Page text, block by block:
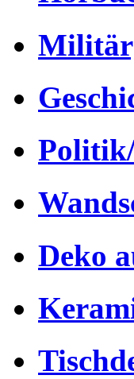
Deko